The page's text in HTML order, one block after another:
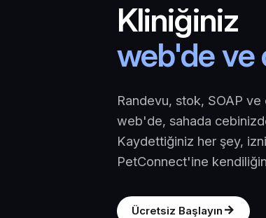
Kliniğiniz
web'de ve
Randevu, stok, SOAP
web'de, sahada
Kaydettiğiniz her şey,
PetConnect'ine
Ücretsiz Başlayın